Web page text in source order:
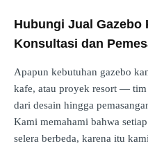
Hubungi Jual Gazebo
Konsultasi dan
Apapun kebutuhan gazebo
kafe, atau proyek resort — tim
dari desain hingga
Kami memahami bahwa
selera berbeda, karena itu